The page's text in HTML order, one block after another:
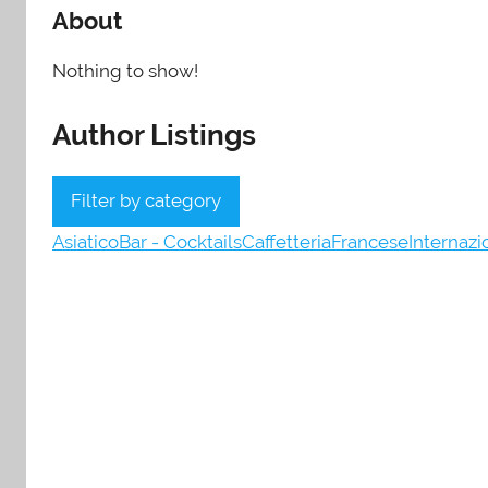
About
Nothing to show!
Author Listings
Filter by category
AsiaticoBar - CocktailsCaffetteriaFrancese